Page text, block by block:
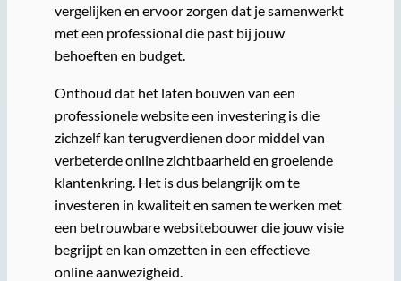
vergelijken en ervoor zorgen dat je samenwerkt
met een professional die past bij jouw
behoeften en budget.
Onthoud dat het laten bouwen van een
professionele website een investering is die
zichzelf kan terugverdienen door middel van
verbeterde online zichtbaarheid en groeiende
klantenkring. Het is dus belangrijk om te
investeren in kwaliteit en samen te werken met
een betrouwbare websitebouwer die jouw visie
begrijpt en kan omzetten in een effectieve
online aanwezigheid.